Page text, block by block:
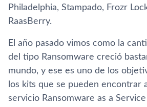
Philadelphia, Stampado, Frozr
RaasBerry.
El año pasado vimos como la
del tipo Ransomware creció
mundo, y ese es uno de los
los kits que se pueden encontrar
servicio Ransomware as a Service